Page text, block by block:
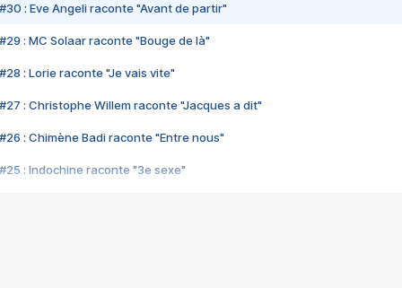
#30 : Eve Angeli raconte "Avant de partir"
#29 : MC Solaar raconte "Bouge de là"
#28 : Lorie raconte "Je vais vite"
#27 : Christophe Willem raconte "Jacques a dit"
#26 : Chimène Badi raconte "Entre nous"
#25 : Indochine raconte "3e sexe"